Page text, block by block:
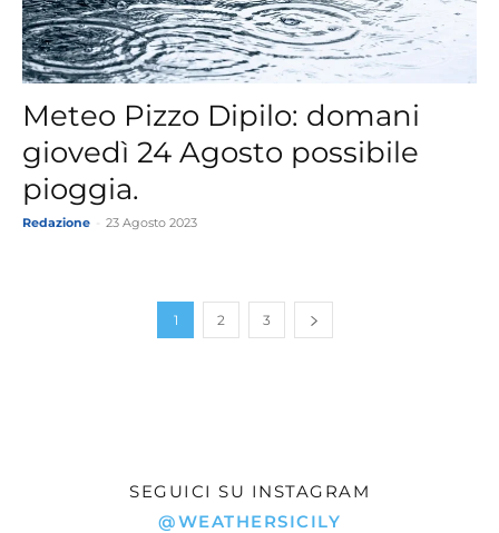
Meteo Pizzo Dipilo: domani
giovedì 24 Agosto possibile
pioggia.
Redazione 23 Agosto 2023
1 2 3
SEGUICI SU INSTAGRAM
@WEATHERSICILY